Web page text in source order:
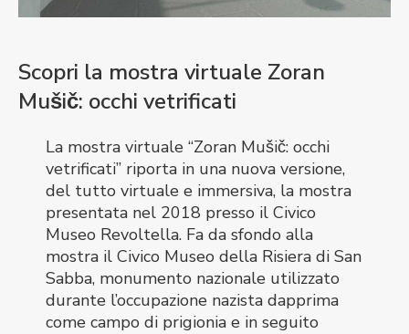
Scopri la mostra virtuale Zoran
Mušič: occhi vetrificati
La mostra virtuale “Zoran Mušič: occhi
vetrificati” riporta in una nuova versione,
del tutto virtuale e immersiva, la mostra
presentata nel 2018 presso il Civico
Museo Revoltella. Fa da sfondo alla
mostra il Civico Museo della Risiera di San
Sabba, monumento nazionale utilizzato
durante l’occupazione nazista dapprima
come campo di prigionia e in seguito